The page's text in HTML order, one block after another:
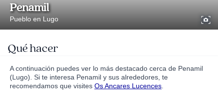
Penamil
Pueblo en Lugo
Qué hacer
A continuación puedes ver lo más destacado cerca de Penamil
(Lugo). Si te interesa Penamil y sus alrededores, te
recomendamos que visites Os Ancares Lucences